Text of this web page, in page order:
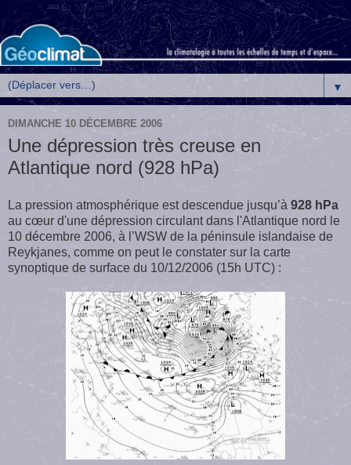
▼
DIMANCHE 10 DÉCEMBRE 2006
Une dépression très creuse en
Atlantique nord (928 hPa)
La pression atmosphérique est descendue jusqu’à 928 hPa
au cœur d'une dépression circulant dans l'Atlantique nord le
10 décembre 2006, à l’WSW de la péninsule islandaise de
Reykjanes, comme on peut le constater sur la carte
synoptique de surface du 10/12/2006 (15h UTC) :